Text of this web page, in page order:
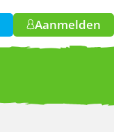
Aanmelden